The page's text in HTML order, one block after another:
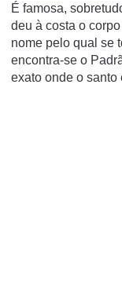
É famosa,
deu à costa o
nome pelo qual se
encontra-se o
exato onde o santo